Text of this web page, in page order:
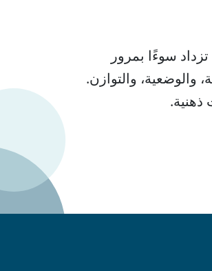
سوءًا بمرور
والتوازن.
ذهنية.